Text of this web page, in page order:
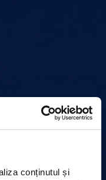
conținutul și